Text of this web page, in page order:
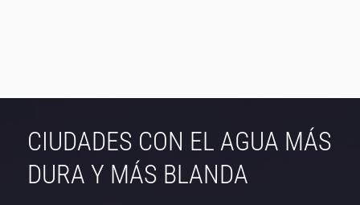
CIUDADES CON EL AGUA MÁS
DURA Y MÁS BLANDA